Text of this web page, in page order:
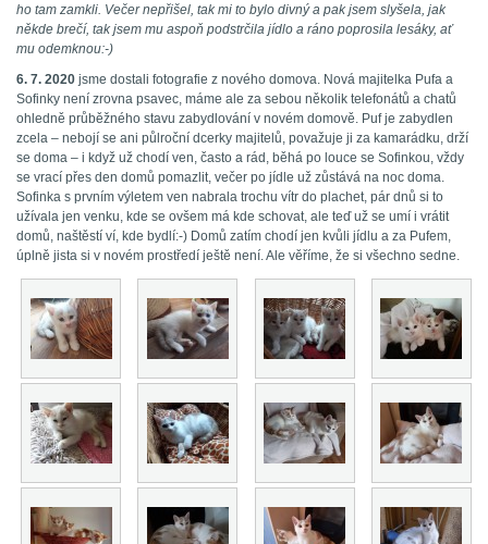
ho tam zamkli. Večer nepřišel, tak mi to bylo divný a pak jsem slyšela, jak
někde brečí, tak jsem mu aspoň podstrčila jídlo a ráno poprosila lesáky, ať
mu odemknou:-)
6. 7. 2020 jsme dostali fotografie z nového domova. Nová majitelka Pufa a
Sofinky není zrovna psavec, máme ale za sebou několik telefonátů a chatů
ohledně průběžného stavu zabydlování v novém domově. Puf je zabydlen
zcela – nebojí se ani půlroční dcerky majitelů, považuje ji za kamarádku, drží
se doma – i když už chodí ven, často a rád, běhá po louce se Sofinkou, vždy
se vrací přes den domů pomazlit, večer po jídle už zůstává na noc doma.
Sofinka s prvním výletem ven nabrala trochu vítr do plachet, pár dnů si to
užívala jen venku, kde se ovšem má kde schovat, ale teď už se umí i vrátit
domů, naštěstí ví, kde bydlí:-) Domů zatím chodí jen kvůli jídlu a za Pufem,
úplně jista si v novém prostředí ještě není. Ale věříme, že si všechno sedne.